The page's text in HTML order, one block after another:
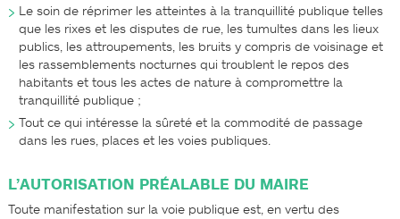
Le soin de réprimer les atteintes à la tranquillité publique telles
que les rixes et les disputes de rue, les tumultes dans les lieux
publics, les attroupements, les bruits y compris de voisinage et
les rassemblements nocturnes qui troublent le repos des
habitants et tous les actes de nature à compromettre la
tranquillité publique ;
Tout ce qui intéresse la sûreté et la commodité de passage
dans les rues, places et les voies publiques.
L’AUTORISATION PRÉALABLE DU MAIRE
Toute manifestation sur la voie publique est, en vertu des